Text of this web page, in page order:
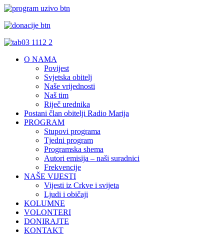
O NAMA
Povijest
Svjetska obitelj
Naše vrijednosti
Naš tim
Riječ urednika
Postani član obitelji Radio Marija
PROGRAM
Stupovi programa
Tjedni program
Programska shema
Autori emisija – naši suradnici
Frekvencije
NAŠE VIJESTI
Vijesti iz Crkve i svijeta
Ljudi i običaji
KOLUMNE
VOLONTERI
DONIRAJTE
KONTAKT